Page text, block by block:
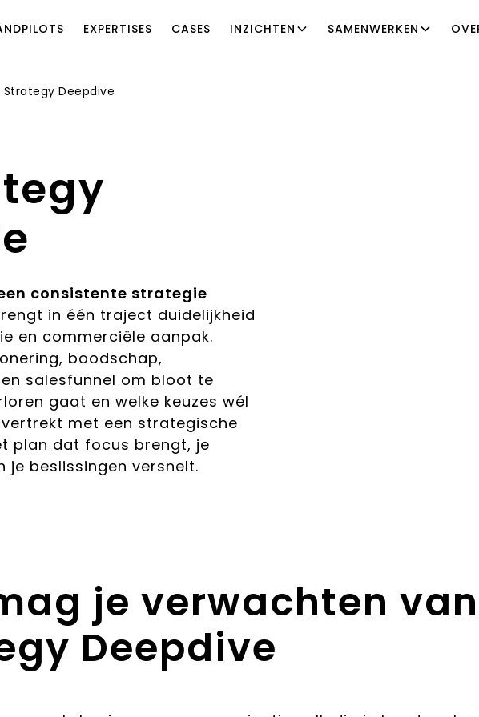
EXPERTISES CASES INZICHTEN SAMENWERKEN
Strategy Deepdive
consistente strategie
in één traject duidelijkheid
en commerciële aanpak.
boodschap,
salesfunnel om bloot te
gaat en welke keuzes wél
met een strategische
plan dat focus brengt, je
je beslissingen versnelt.
je verwachten
Deepdive